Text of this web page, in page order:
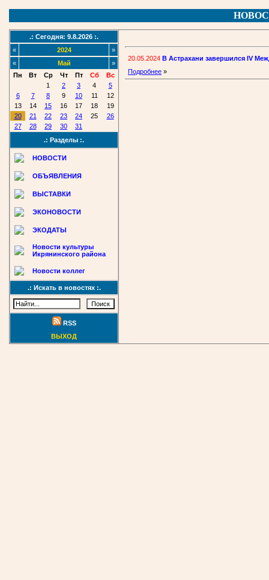
.: Сегодня: 9.8.2026 :.
«
2024
»
«
Май
»
Пн
Вт Ср Чт Пт Сб
Вс
1
2 3 4
5
6
7 8 9 10 11
12
13
14 15 16 17 18
19
20
21 22 23 24 25
26
27
28 29 30
31
.: Разделы :.
НОВОСТИ
ОБЪЯВЛЕНИЯ
ВЫСТАВКИ
ЭКОНОВОСТИ
ЭКОДАТЫ
Новости культуры
Икрянинского района
Новости коллег
.: Искать в новостях :.
RSS
ВЫХОД
20.05.2024 В Астрахани завершился IV
Подробнее »